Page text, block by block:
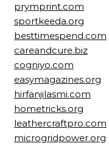
prymprint.com
sportkeeda.org
besttimespend.com
careandcure.biz
cogniyo.com
easymagazines.org
hirfanjilasmi.com
hometricks.org
leathercraftpro.com
microgridpower.org